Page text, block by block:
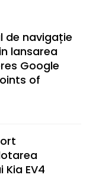
de navigație
lansarea
Google
of
EV4